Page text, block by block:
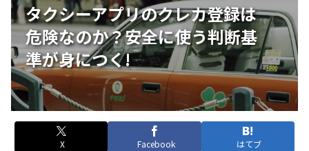
タクシーアプリのクレカ登録は
危険なのか？安全に使う判断基
準が身につく!
X Facebook はてブ